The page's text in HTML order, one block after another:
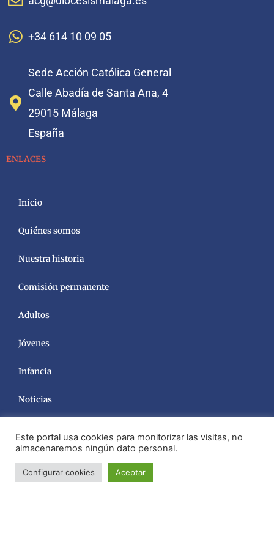
+34 614 10 09 05
Sede Acción Católica General
Calle Abadía de Santa Ana, 4
29015 Málaga
España
ENLACES
Inicio
Quiénes somos
Nuestra historia
Comisión permanente
Adultos
Jóvenes
Infancia
Noticias
Este portal usa cookies para monitorizar las visitas, no
almacenaremos ningún dato personal.
Configurar cookies Aceptar